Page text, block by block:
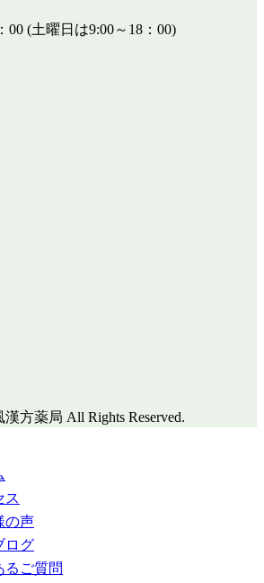
00 (土曜日は9:00～18：00)
方薬局 All Rights Reserved.
ス
の声
ログ
るご質問